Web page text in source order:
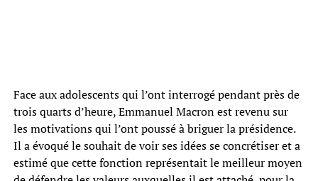
Face aux adolescents qui l’ont interrogé pendant près de
trois quarts d’heure, Emmanuel Macron est revenu sur
les motivations qui l’ont poussé à briguer la présidence.
Il a évoqué le souhait de voir ses idées se concrétiser et a
estimé que cette fonction représentait le meilleur moyen